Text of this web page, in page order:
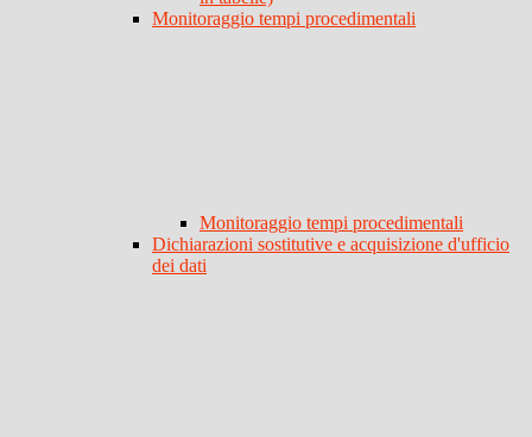
Monitoraggio tempi procedimentali
Monitoraggio tempi procedimentali
Dichiarazioni sostitutive e acquisizione d'ufficio
dei dati